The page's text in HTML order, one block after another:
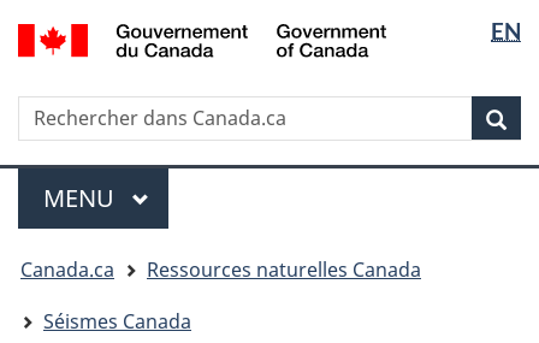
Passer
au
principal
Passer
à
sujet
du
gouvernement »
Passer
à
version
HTML
simplifiée
la
langue
EN
Rechercher
Rechercher
dans
Canada.ca
Menu
MENU PRINCIPAL
êtes
ici
Canada.ca
Ressources naturelles Canada
Séismes Canada